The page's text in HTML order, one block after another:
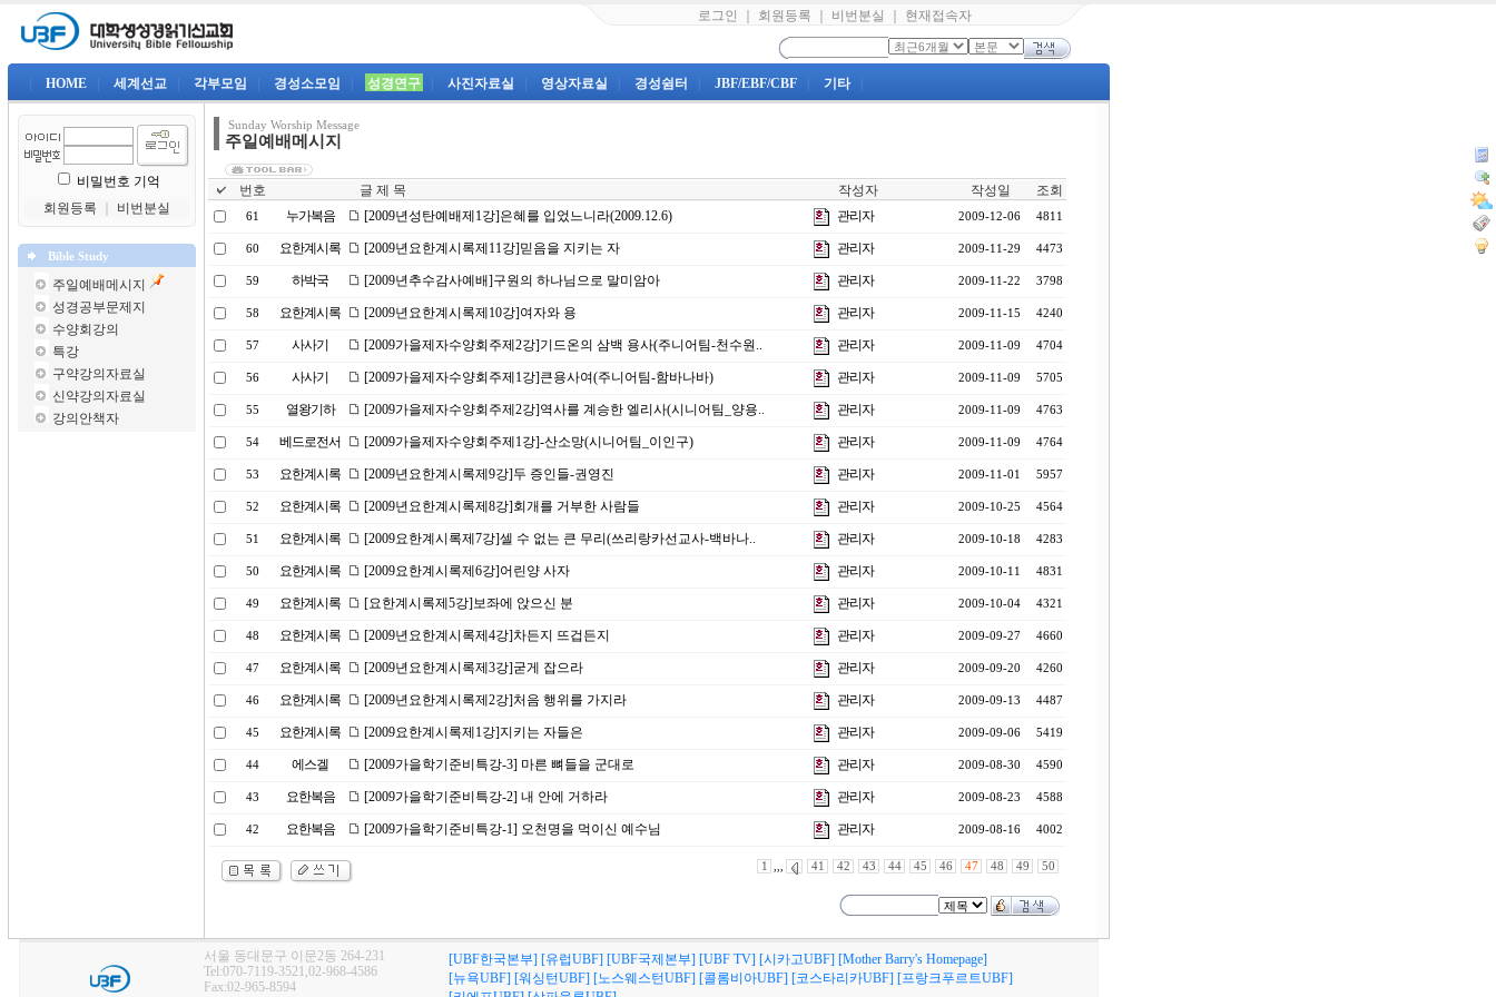
로그인 회원등록 비번분실 현재접속자
HOME 세계선교 각부모임 경성소모임 성경연구 사진자료실 영상자료실 경성쉼터 JBF/EBF/CBF 기타
비밀번호 기억
회원등록
비번분실
Bible Study
주일예배메시지
성경공부문제지
수양회강의
특강
구약강의자료실
신약강의자료실
강의안책자
Sunday Worship Message
주일예배메시지
번호 글 제 목 작성자 작성일 조회
61 누가복음 [2009년성탄예배제1강]은혜를 입었느니라(2009.12.6) 관리자 2009-12-06 4811
60 요한계시록 [2009년요한계시록제11강]믿음을 지키는 자 관리자 2009-11-29 4473
59 하박국 [2009년추수감사예배]구원의 하나님으로 말미암아 관리자 2009-11-22 3798
58 요한계시록 [2009년요한계시록제10강]여자와 용 관리자 2009-11-15 4240
57 사사기 [2009가을제자수양회주제2강]기드온의 삼백 용사(주니어팀-천수원.. 관리자 2009-11-09 4704
56 사사기 [2009가을제자수양회주제1강]큰용사여(주니어팀-함바나바) 관리자 2009-11-09 5705
55 열왕기하 [2009가을제자수양회주제2강]역사를 계승한 엘리사(시니어팀_양용.. 관리자 2009-11-09 4763
54 베드로전서 [2009가을제자수양회주제1강]-산소망(시니어팀_이인구) 관리자 2009-11-09 4764
53 요한계시록 [2009년요한계시록제9강]두 증인들-권영진 관리자 2009-11-01 5957
52 요한계시록 [2009년요한계시록제8강]회개를 거부한 사람들 관리자 2009-10-25 4564
51 요한계시록 [2009요한계시록제7강]셀 수 없는 큰 무리(쓰리랑카선교사-백바나.. 관리자 2009-10-18 4283
50 요한계시록 [2009요한계시록제6강]어린양 사자 관리자 2009-10-11 4831
49 요한계시록 [요한계시록제5강]보좌에 앉으신 분 관리자 2009-10-04 4321
48 요한계시록 [2009년요한계시록제4강]차든지 뜨겁든지 관리자 2009-09-27 4660
47 요한계시록 [2009년요한계시록제3강]굳게 잡으라 관리자 2009-09-20 4260
46 요한계시록 [2009년요한계시록제2강]처음 행위를 가지라 관리자 2009-09-13 4487
45 요한계시록 [2009요한계시록제1강]지키는 자들은 관리자 2009-09-06 5419
44 에스겔 [2009가을학기준비특강-3] 마른 뼈들을 군대로 관리자 2009-08-30 4590
43 요한복음 [2009가을학기준비특강-2] 내 안에 거하라 관리자 2009-08-23 4588
42 요한복음 [2009가을학기준비특강-1] 오천명을 먹이신 예수님 관리자 2009-08-16 4002
1 ,,, 41 42 43 44 45 46 47 48 49 50
서울 동대문구 이문2동 264-231
Tel:070-7119-3521,02-968-4586
Fax:02-965-8594
[UBF한국본부] [유럽UBF] [UBF국제본부] [UBF TV] [시카고UBF] [Mother Barry's Homepage]
[뉴욕UBF] [워싱턴UBF] [노스웨스턴UBF] [콜롬비아UBF] [코스타리카UBF] [프랑크푸르트UBF]